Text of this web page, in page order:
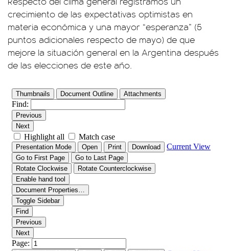
crecimiento de las expectativas optimistas en
materia económica y una mayor “esperanza” (5
puntos adicionales respecto de mayo) de que
mejore la situación general en la Argentina después
de las elecciones de este año.